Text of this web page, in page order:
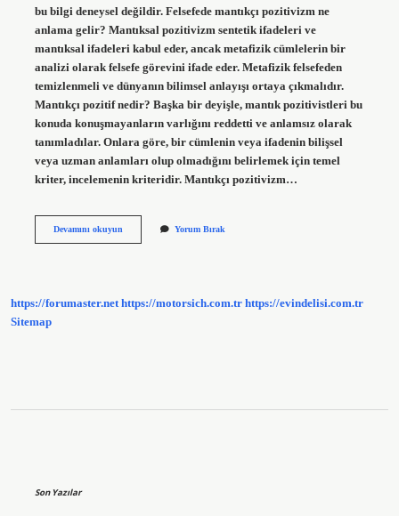
bu bilgi deneysel değildir. Felsefede mantıkçı pozitivizm ne
anlama gelir? Mantıksal pozitivizm sentetik ifadeleri ve
mantıksal ifadeleri kabul eder, ancak metafizik cümlelerin bir
analizi olarak felsefe görevini ifade eder. Metafizik felsefeden
temizlenmeli ve dünyanın bilimsel anlayışı ortaya çıkmalıdır.
Mantıkçı pozitif nedir? Başka bir deyişle, mantık pozitivistleri bu
konuda konuşmayanların varlığını reddetti ve anlamsız olarak
tanımladılar. Onlara göre, bir cümlenin veya ifadenin bilişsel
veya uzman anlamları olup olmadığını belirlemek için temel
kriter, incelemenin kriteridir. Mantıkçı pozitivizm…
Devamını okuyunMantıkçı
Yorum Bırak
https://forumaster.net https://motorsich.com.tr https://evindelisi.com.tr
Sitemap
Son Yazılar